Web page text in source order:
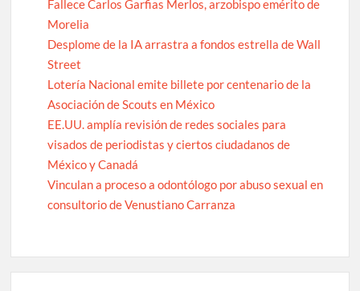
Fallece Carlos Garfias Merlos, arzobispo emérito de
Morelia
Desplome de la IA arrastra a fondos estrella de Wall
Street
Lotería Nacional emite billete por centenario de la
Asociación de Scouts en México
EE.UU. amplía revisión de redes sociales para
visados de periodistas y ciertos ciudadanos de
México y Canadá
Vinculan a proceso a odontólogo por abuso sexual en
consultorio de Venustiano Carranza